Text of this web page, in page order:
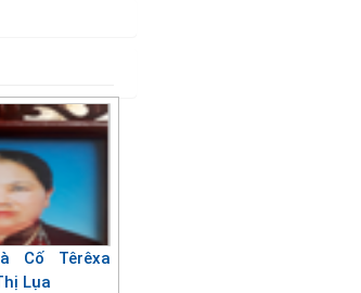
Cố Têrêxa
Lụa